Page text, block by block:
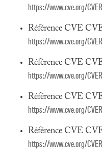
https://www.cve.org/
Référence CVE
https://www.cve.org/
Référence CVE
https://www.cve.org/
Référence CVE
https://www.cve.org/
Référence CVE
https://www.cve.org/